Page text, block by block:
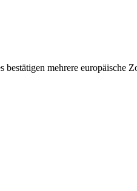
bestätigen mehrere europäische